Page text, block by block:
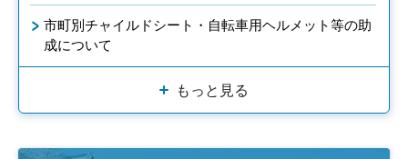
市町別チャイルドシート・自転車用ヘルメット等の助
成について
もっと見る